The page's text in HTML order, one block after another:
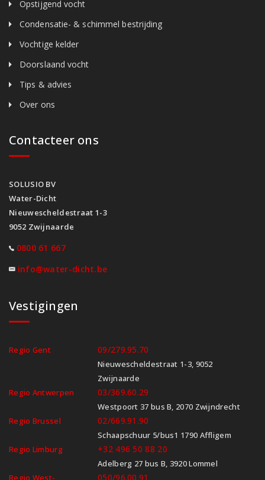
Opstijgend vocht
Condensatie- & schimmel bestrijding
Vochtige kelder
Doorslaand vocht
Tips & advies
Over ons
Contacteer ons
SOLUSIO BV
Water-Dicht
Nieuwescheldestraat 1-3
9052 Zwijnaarde
0800 61 667
info@water-dicht.be
Vestigingen
Regio Gent 09/279.95.70
Nieuwescheldestraat 1-3, 9052
Zwijnaarde
Regio Antwerpen
03/369.60.29
Westpoort 37 bus B, 2070 Zwijndrecht
Regio Brussel
02/669.91.90
Schaapschuur 5/bus1 1790 Affligem
Regio Limburg
+32 496 50 88 20
Adelberg 27 bus B, 3920 Lommel
Regio West-
050/96.00.91